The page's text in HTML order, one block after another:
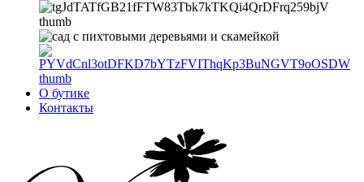
О бутике
Контакты